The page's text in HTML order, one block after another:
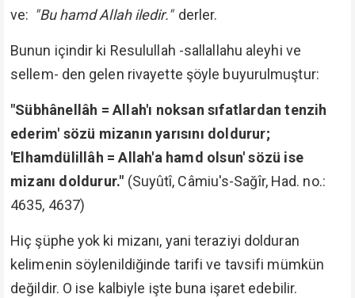
ve: "Bu hamd Allah iledir." derler.
Bunun içindir ki Resulullah -sallallahu aleyhi ve
sellem- den gelen rivayette şöyle buyurulmuştur:
"Sübhânellâh = Allah'ı noksan sıfatlardan tenzih
ederim' sözü mizanın yarısını doldurur;
'Elhamdülillâh = Allah'a hamd olsun' sözü ise
mizanı doldurur." (Suyûtî, Câmiu's-Sağîr, Had. no.:
4635, 4637)
Hiç şüphe yok ki mizanı, yani teraziyi dolduran
kelimenin söylenildiğinde tarifi ve tavsifi mümkün
değildir. O ise kalbiyle işte buna işaret edebilir.